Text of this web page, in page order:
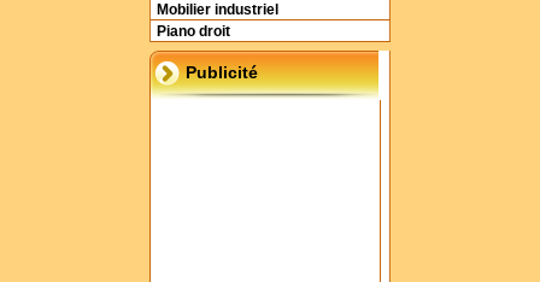
Mobilier industriel
Piano droit
Publicité